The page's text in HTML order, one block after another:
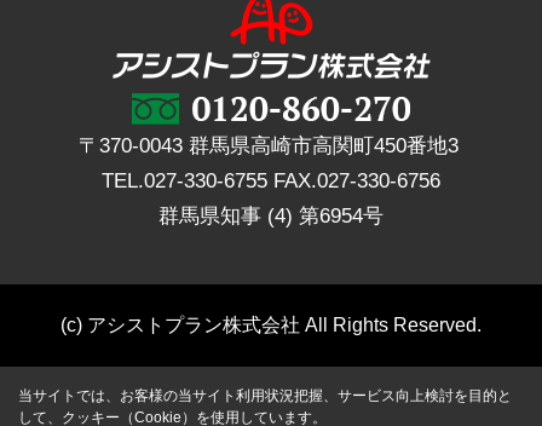
〒370-0043 群馬県高崎市高関町450番地3
TEL.027-330-6755 FAX.027-330-6756
群馬県知事 (4) 第6954号
(c) アシストプラン株式会社 All Rights Reserved.
当サイトでは、お客様の当サイト利用状況把握、サービス向上検討を目的と
して、クッキー（Cookie）を使用しています。